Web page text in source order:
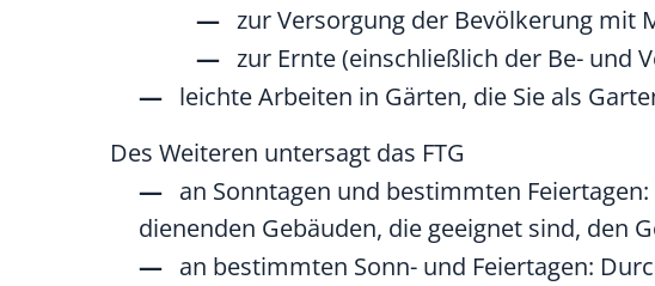
zur Versorgung der Bevölkerung mit
zur Ernte (einschließlich der Be- und
leichte Arbeiten in Gärten, die Sie als
Des Weiteren untersagt das FTG
an Sonntagen und bestimmten
dienenden Gebäuden, die geeignet sind, den
an bestimmten Sonn- und Feiertagen: